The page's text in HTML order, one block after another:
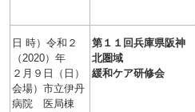
日 時）令和２
（2020）年
２月９日（日）
会場）市立伊丹
病院 医局棟
第１１回兵庫県阪神
北圏域
緩和ケア研修会